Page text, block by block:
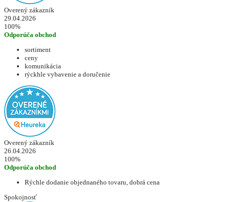
Overený zákazník
29.04.2026
100%
Odporúča obchod
sortiment
ceny
komunikácia
rýckhle vybavenie a doručenie
Overený zákazník
26.04.2026
100%
Odporúča obchod
Rýchle dodanie objednaného tovaru, dobrá cena
Spokojnosť